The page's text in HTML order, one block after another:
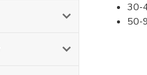
30-
50-